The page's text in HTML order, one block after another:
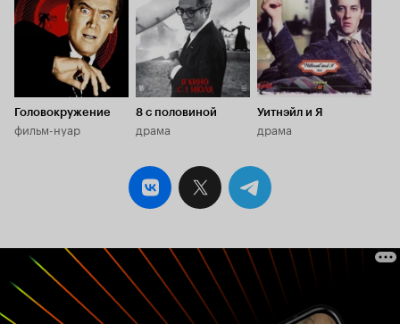
Головокружение
фильм-нуар
8 с половиной
драма
Уитнэйл и Я
драма